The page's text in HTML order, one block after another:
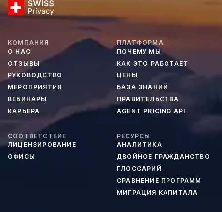
КОМПАНИЯ
О НАС
ОТЗЫВЫ
РУКОВОДСТВО
МЕРОПРИЯТИЯ
ВЕБИНАРЫ
КАРЬЕРА
ПЛАТФОРМА
ПОЧЕМУ МЫ
КАК ЭТО РАБОТАЕТ
ЦЕНЫ
БАЗА ЗНАНИЙ
ПРАВИТЕЛЬСТВА
AGENT PRICING API
СООТВЕТСТВИЕ
ЛИЦЕНЗИРОВАНИЕ
ОФИСЫ
РЕСУРСЫ
АНАЛИТИКА
ДВОЙНОЕ ГРАЖДАНСТВО
ГЛОССАРИЙ
СРАВНЕНИЕ ПРОГРАММ
МИГРАЦИЯ КАПИТАЛА